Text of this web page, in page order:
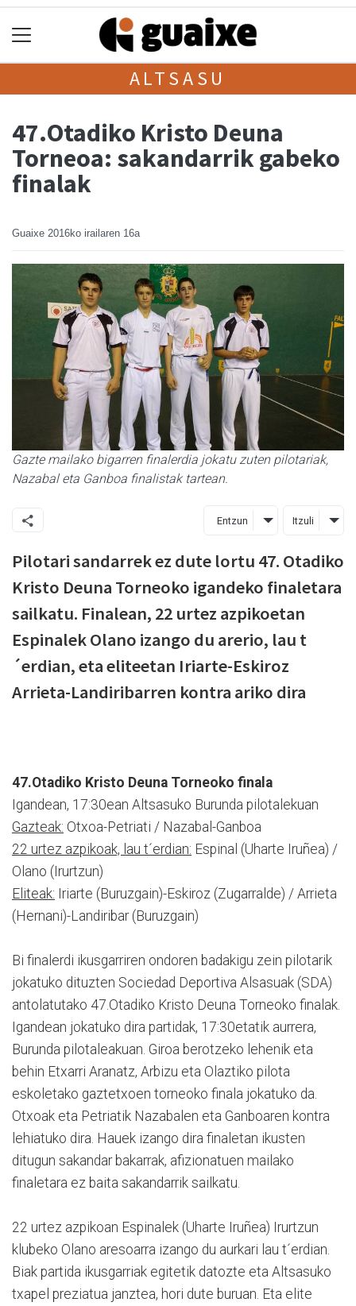
ALTSASU
47.Otadiko Kristo Deuna
Torneoa: sakandarrik gabeko
finalak
Guaixe 2016ko irailaren 16a
Gazte mailako bigarren finalerdia jokatu zuten pilotariak,
Nazabal eta Ganboa finalistak tartean.
Entzun Itzuli
Pilotari sandarrek ez dute lortu 47. Otadiko
Kristo Deuna Torneoko igandeko finaletara
sailkatu. Finalean, 22 urtez azpikoetan
Espinalek Olano izango du arerio, lau t
´erdian, eta eliteetan Iriarte-Eskiroz
Arrieta-Landiribarren kontra ariko dira
47.Otadiko Kristo Deuna Torneoko finala
Igandean, 17:30ean Altsasuko Burunda pilotalekuan
Gazteak: Otxoa-Petriati / Nazabal-Ganboa
22 urtez azpikoak, lau t´erdian: Espinal (Uharte Iruñea) /
Olano (Irurtzun)
Eliteak: Iriarte (Buruzgain)-Eskiroz (Zugarralde) / Arrieta
(Hernani)-Landiribar (Buruzgain)
Bi finalerdi ikusgarriren ondoren badakigu zein pilotarik
jokatuko dituzten Sociedad Deportiva Alsasuak (SDA)
antolatutako 47.Otadiko Kristo Deuna Torneoko finalak.
Igandean jokatuko dira partidak, 17:30etatik aurrera,
Burunda pilotaleakuan. Giroa berotzeko lehenik eta
behin Etxarri Aranatz, Arbizu eta Olaztiko pilota
eskoletako gaztetxoen torneoko finala jokatuko da.
Otxoak eta Petriatik Nazabalen eta Ganboaren kontra
lehiatuko dira. Hauek izango dira finaletan ikusten
ditugun sakandar bakarrak, afizionatuen mailako
finaletara ez baita sakandarrik sailkatu.
22 urtez azpikoan Espinalek (Uharte Iruñea) Irurtzun
klubeko Olano aresoarra izango du aurkari lau t´erdian.
Biak partida ikusgarriak egitetik datozte eta Altsasuko
txapel preziatua janztea, hori dute buruan. Eta elite